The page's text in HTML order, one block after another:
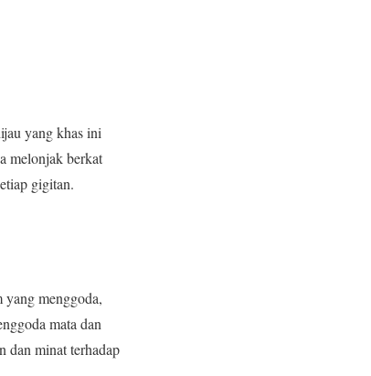
yang khas ini
melonjak berkat
gigitan.
menggoda,
mata dan
dan minat terhadap